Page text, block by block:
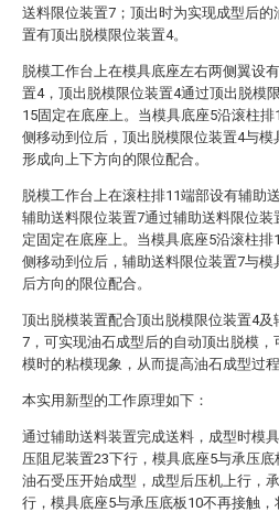
送料限位装置7；顶出时为实现成型后的
置有顶出脱模限位装置4。
脱模工作台上在模具底座左右两侧翼设
置4，顶出脱模限位装置4通过顶出脱模
15固定在底座上。当模具底座5沿滚柱排
侧移动到位后，顶出脱模限位装置4与模
形成向上下方向的限位配合。
脱模工作台上在滚柱排11端部设有辅助
辅助送料限位装置7通过辅助送料限位装
定固定在底座上。当模具底座5沿滚柱排
侧移动到位后，辅助送料限位装置7与模
后方向的限位配合。
顶出脱模装置配合顶出脱模限位装置4及
7，可实现油石成型后的自动顶出脱模，
模时的粘模现象，从而提高油石成型过程
本实用新型的工作原理如下：
通过辅助送料装置完成送料，成型时模
压阻尼装置23下行，模具底座5与承压
油石受压开始成型，成型后压机上行，
行，模具底座5与承压底板10不再接触